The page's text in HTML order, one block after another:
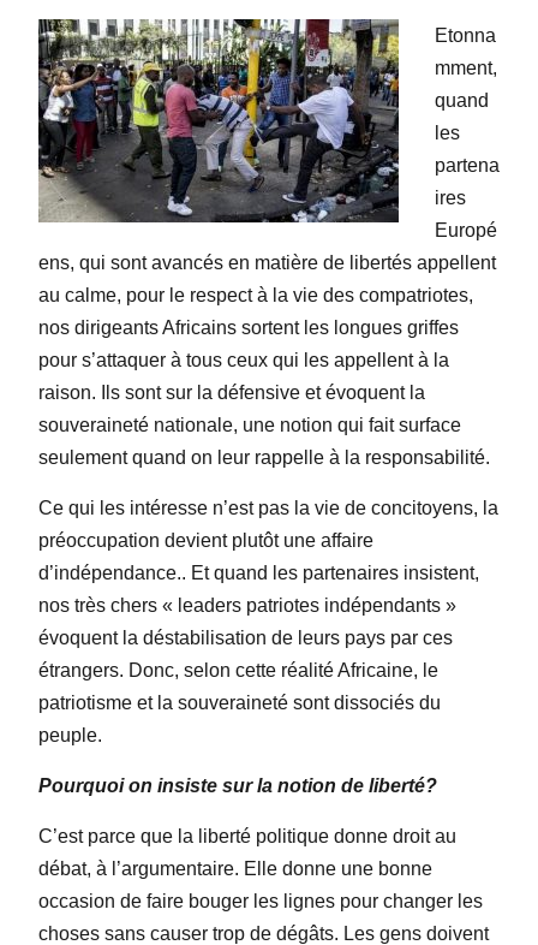
Etonna
mment,
quand
les
partena
ires
Europé
ens, qui sont avancés en matière de libertés appellent
au calme, pour le respect à la vie des compatriotes,
nos dirigeants Africains sortent les longues griffes
pour s’attaquer à tous ceux qui les appellent à la
raison. Ils sont sur la défensive et évoquent la
souveraineté nationale, une notion qui fait surface
seulement quand on leur rappelle à la responsabilité.
Ce qui les intéresse n’est pas la vie de concitoyens, la
préoccupation devient plutôt une affaire
d’indépendance.. Et quand les partenaires insistent,
nos très chers « leaders patriotes indépendants »
évoquent la déstabilisation de leurs pays par ces
étrangers. Donc, selon cette réalité Africaine, le
patriotisme et la souveraineté sont dissociés du
peuple.
Pourquoi on insiste sur la notion de liberté?
C’est parce que la liberté politique donne droit au
débat, à l’argumentaire. Elle donne une bonne
occasion de faire bouger les lignes pour changer les
choses sans causer trop de dégâts. Les gens doivent